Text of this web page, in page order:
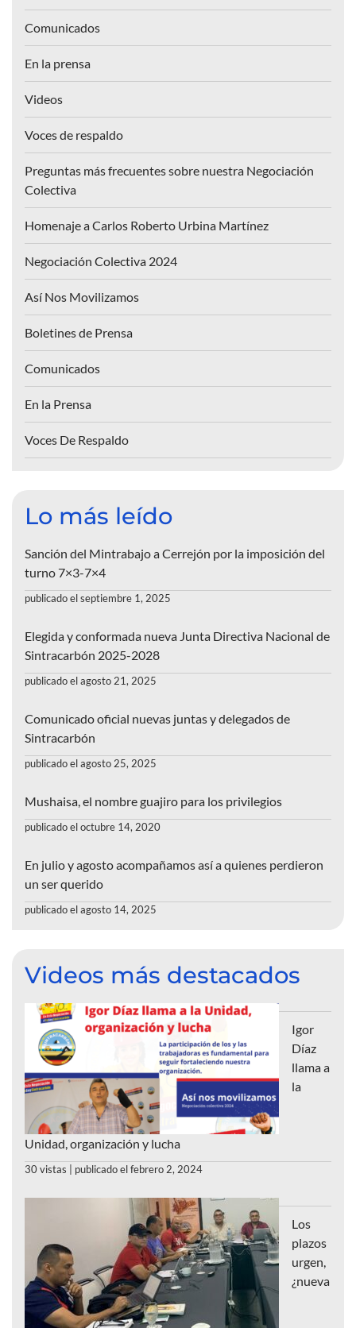
Comunicados
En la prensa
Videos
Voces de respaldo
Preguntas más frecuentes sobre nuestra Negociación
Colectiva
Homenaje a Carlos Roberto Urbina Martínez
Negociación Colectiva 2024
Así Nos Movilizamos
Boletines de Prensa
Comunicados
En la Prensa
Voces De Respaldo
Lo más leído
Sanción del Mintrabajo a Cerrejón por la imposición del
turno 7×3-7×4
publicado el septiembre 1, 2025
Elegida y conformada nueva Junta Directiva Nacional de
Sintracarbón 2025-2028
publicado el agosto 21, 2025
Comunicado oficial nuevas juntas y delegados de
Sintracarbón
publicado el agosto 25, 2025
Mushaisa, el nombre guajiro para los privilegios
publicado el octubre 14, 2020
En julio y agosto acompañamos así a quienes perdieron
un ser querido
publicado el agosto 14, 2025
Videos más destacados
Igor
Díaz
llama a
la
Unidad, organización y lucha
30 vistas publicado el febrero 2, 2024
Los
plazos
urgen,
¿nueva